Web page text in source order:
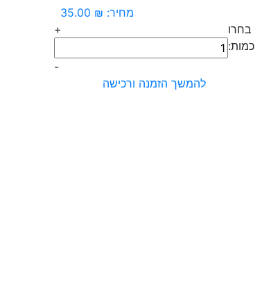
מחיר: 35.00 ₪
בחרו
כמות:
+
כמות
של
-
להמשך הזמנה ורכישה